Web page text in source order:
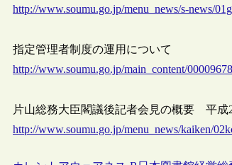
http://www.soumu.go.jp/menu_news/s-news/
指定管理者制度の運用について
http://www.soumu.go.jp/main_content/
片山総務大臣閣議後記者会見の概要 平成
http://www.soumu.go.jp/menu_news/kaiken/